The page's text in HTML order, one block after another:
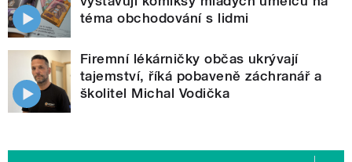
téma obchodování s lidmi
Firemní lékárničky občas ukrývají
tajemství, říká pobaveně záchranář a
školitel Michal Vodička